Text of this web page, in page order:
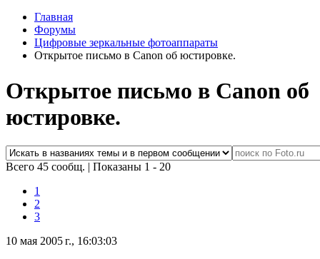
Главная
Форумы
Цифровые зеркальные фотоаппараты
Открытое письмо в Canon об юстировке.
Открытое письмо в Canon об
юстировке.
Всего 45 сообщ. | Показаны 1 - 20
1
2
3
10 мая 2005 г., 16:03:03